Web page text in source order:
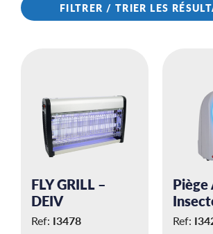
FILTRER / TRIER LES
FLY GRILL –
DEIV
Ref: I3478 Ref: